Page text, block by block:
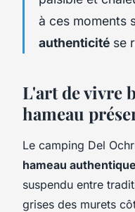
à ces moments
authenticité se
L'art de vivre
hameau
Le camping Del
hameau authentique
suspendu entre
grises des murets